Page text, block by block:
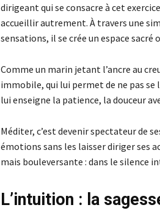
dirigeant qui se consacre à cet
accueillir autrement. À travers une
sensations, il se crée un espace sacré
Comme un marin jetant l’ancre au
immobile, qui lui permet de ne pas se
lui enseigne la patience, la douceur
Méditer, c’est devenir spectateur de
émotions sans les laisser diriger ses
mais bouleversante : dans le silence
L’intuition : la